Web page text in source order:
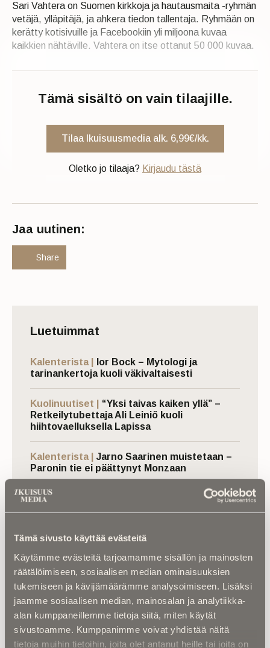
Tämä sivusto käyttää evästeitä
Käytämme evästeitä tarjoamamme sisällön ja mainosten
räätälöimiseen, sosiaalisen median ominaisuuksien
tukemiseen ja kävijämäärämme analysoimiseen. Lisäksi
jaamme sosiaalisen median, mainosalan ja analytiikka-
alan kumppaneillemme tietoja siitä, miten käytät
sivustoamme. Kumppanimme voivat yhdistää näitä
tietoja muihin tietoihin, joita olet antanut heille tai joita on
Sari Vahtera on Suomen kirkkoja ja hautausmaita -ryhmän
vetäjä, ylläpitäjä, ja ahkera tiedon tallentaja. Ryhmään on
kerätty kotisivuille ja Facebookiin yli miljoona kuvaa
kaikkien nähtäville. Vahtera on itse ottanut 50 000 kuvaa.
Tämä sisältö on vain tilaajille.
Tilaa Ikuisuusmedia alk. 6,99€/kk.
Oletko jo tilaaja? Kirjaudu tästä
Jaa uutinen:
Share
Luetuimmat
Kalenterista |
Ior Bock – Mytologi ja
tarinankertoja kuoli väkivaltaisesti
Kuolinuutiset |
“Yksi taivas kaiken yllä” –
Retkeilytubettaja Ali Leiniö kuoli
hiihtovaelluksella Lapissa
Kalenterista |
Jarno Saarinen muistetaan –
Paronin tie ei päättynyt Monzaan
Kuolema koskettaa |
RebelWerksin Aatu
Turpeinen rakentaa romuista muistoja –
hautapaikka ”omistetaan”, ja miten
hallintaoikeus siirtyy vuosikymmenten
kuluessa?